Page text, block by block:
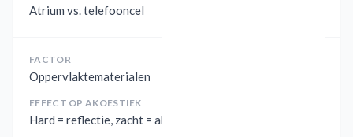
Atrium vs. telefooncel
FACTOR
Oppervlaktematerialen
EFFECT OP AKOESTIEK
Hard = reflectie, zacht = absorptie